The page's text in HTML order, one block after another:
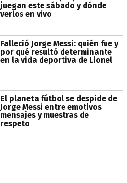
juegan este sábado y dónde
verlos en vivo
Falleció Jorge Messi: quién fue y
por qué resultó determinante
en la vida deportiva de Lionel
El planeta fútbol se despide de
Jorge Messi entre emotivos
mensajes y muestras de
respeto